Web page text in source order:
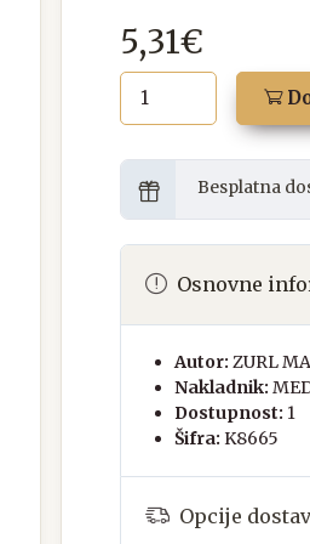
5,31€
Besplatna
Osnovne
Autor: ZURL
Nakladnik:
Dostupnost: 1
Šifra: K8665
Opcije